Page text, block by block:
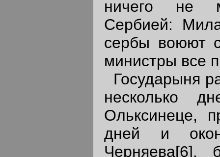
ничего не
Сербией:
сербы воюют
министры все
Государыня
несколько
Ольксинеце,
дней и
Черняева[6],